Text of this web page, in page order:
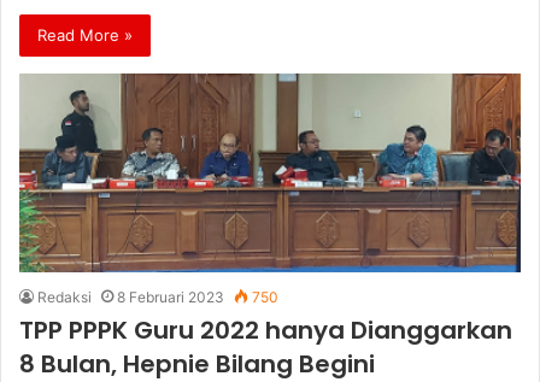
Read More »
Redaksi 8 Februari 2023 750
TPP PPPK Guru 2022 hanya Dianggarkan
8 Bulan, Hepnie Bilang Begini